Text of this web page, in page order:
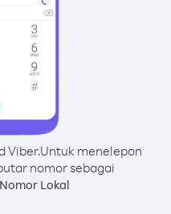
Viber.Untuk menelepon
nomor sebagai
Nomor Lokal